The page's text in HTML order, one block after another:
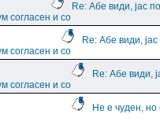
Re: Абе види, јас по
согласен и со
Re: Абе види,
согласен и со
Re: Абе види,
согласен и со
Не е чуден, но